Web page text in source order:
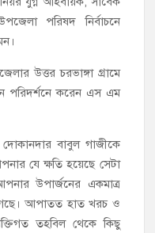
পরিষদ নির্বাচনে
উত্তর চরভাঙ্গা গ্রামে
পরিদর্শনে করেন এস এম
বাবুল গাজীকে
যে ক্ষতি হয়েছে সেটা
উপার্জনের একমাত্র
আপাতত হাত খরচ ও
তহবিল থেকে কিছু